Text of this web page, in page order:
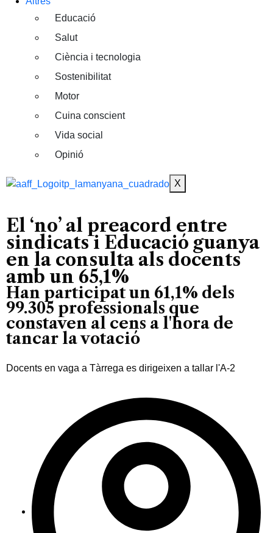
Educació
Salut
Ciència i tecnologia
Sostenibilitat
Motor
Cuina conscient
Vida social
Opinió
X
El ‘no’ al preacord entre
sindicats i Educació guanya
en la consulta als docents
amb un 65,1%
Han participat un 61,1% dels
99.305 professionals que
constaven al cens a l'hora de
tancar la votació
Docents en vaga a Tàrrega es dirigeixen a tallar l'A-2